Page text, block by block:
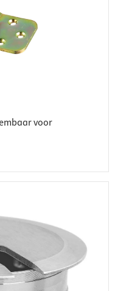
voor